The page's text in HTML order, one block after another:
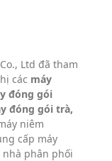
Ltd đã tham
các máy
đóng gói
đóng gói trà,
niêm
cấp máy
nhà phân phối